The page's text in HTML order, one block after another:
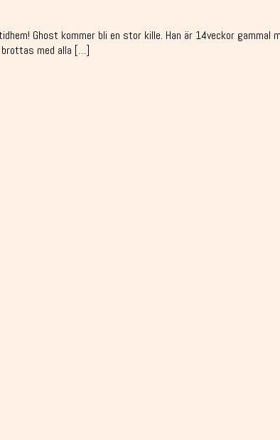
Ghost kommer bli en stor kille. Han är 14veckor
brottas med alla […]